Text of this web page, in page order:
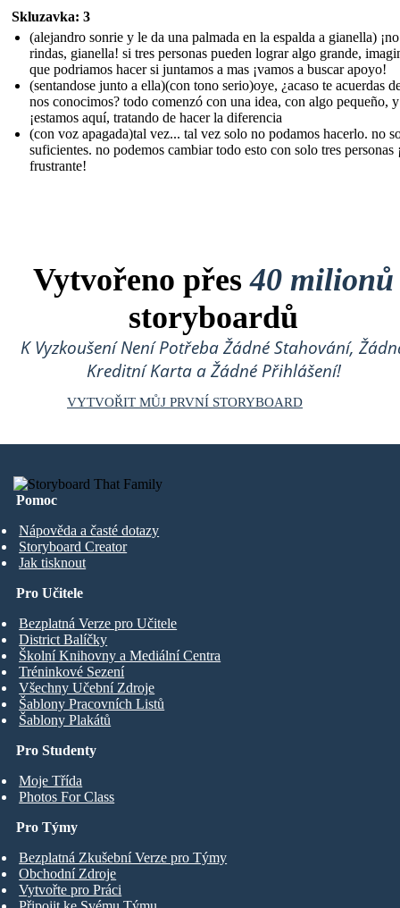
Skluzavka: 3
(alejandro sonrie y le da una palmada en la espalda a gianella)
rindas, gianella! si tres personas pueden lograr algo grande,
que podriamos hacer si juntamos a mas ¡vamos a buscar apoyo!
(sentandose junto a ella)(con tono serio)oye, ¿acaso te acuerdas
nos conocimos? todo comenzó con una idea, con algo pequeño,
¡estamos aquí, tratando de hacer la diferencia
(con voz apagada)tal vez... tal vez solo no podamos hacerlo. no
suficientes. no podemos cambiar todo esto con solo tres personas
frustrante!
Vytvořeno přes40 milionů
storyboardů
K Vyzkoušení Není Potřeba Žádné Stahování,
Kreditní Karta a Žádné Přihlášení!
VYTVOŘIT MŮJ PRVNÍ STORYBOARD
Pomoc
Nápověda a časté dotazy
Storyboard Creator
Jak tisknout
Pro Studenty
Moje Třída
Photos For Class
Pro Učitele
Bezplatná Verze pro Učitele
District Balíčky
Školní Knihovny a Mediální Centra
Tréninkové Sezení
Všechny Učební Zdroje
Šablony Pracovních Listů
Šablony Plakátů
Pro Týmy
Bezplatná Zkušební Verze pro Týmy
Obchodní Zdroje
Vytvořte pro Práci